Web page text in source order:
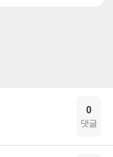
0
댓글